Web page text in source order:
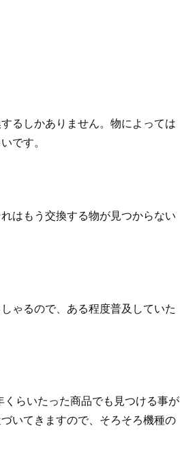
るしかありません。物によっては
です。
はもう交換する物が見つからない
ゃるので、ある程度普及していた
らいたった商品でも見つける事が
いてきますので、そろそろ機種の